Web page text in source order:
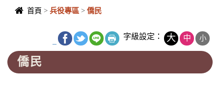
首頁 > 兵役專區 > 僑民
字級設定： 大 中 小
僑民